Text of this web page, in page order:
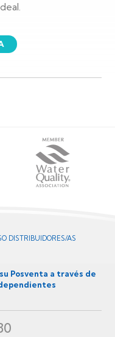
DISTRIBUIDORES/AS
Posventa a través de